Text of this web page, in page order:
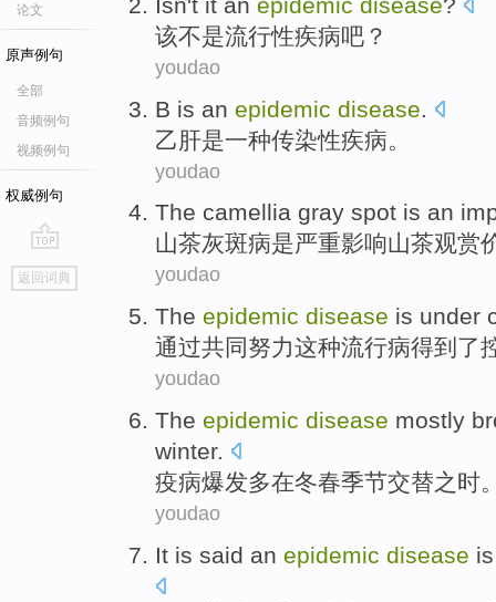
论文
原声例句
全部
音频例句
视频例句
权威例句
go
top
返回词典
该不是流行性疾病吧？
youdao
B is an epidemic disease
乙肝是一种传染性疾病 。
youdao
The camellia gray spot is an
山茶灰斑病是严重影响山茶观赏
youdao
The epidemic disease is under
通过共同努力这种流行病得到 了
youdao
The epidemic disease mostly
winter.
疫病爆发多在冬春季节交替之时
youdao
It is said an epidemic disease